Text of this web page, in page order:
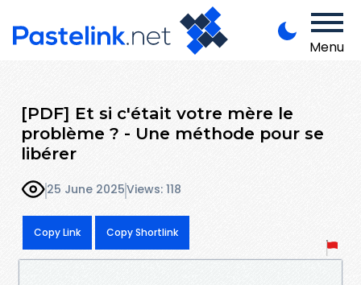
Menu
[PDF] Et si c'était votre mère le
problème ? - Une méthode pour se
libérer
25 June 2025Views: 118
Copy Link Copy Shortlink